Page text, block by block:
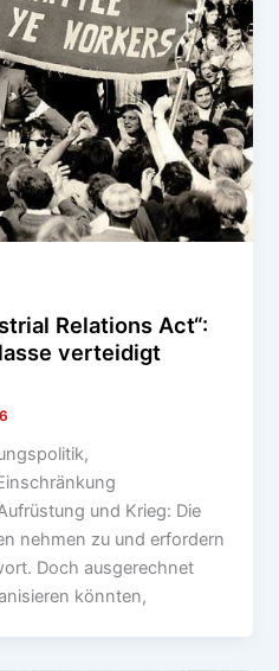
Relations Act“:
verteidigt
und Krieg: Die
nehmen zu und erfordern
Doch ausgerechnet
könnten,